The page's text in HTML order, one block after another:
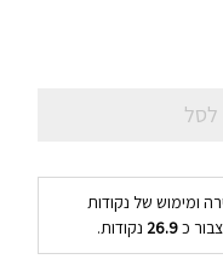
לסל
ומימוש של נקודות
כ26.9 נקודות.